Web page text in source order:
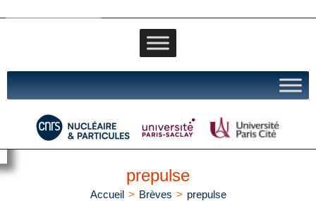
prepulse
Accueil > Brèves > prepulse